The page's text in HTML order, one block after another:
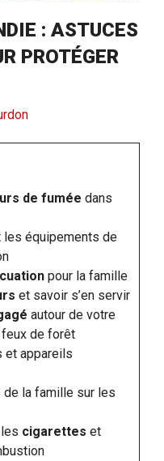
: ASTUCES
PROTÉGER
de fumée dans
les équipements de
pour la famille
et savoir s’en servir
autour de votre
de forêt
et appareils
la famille sur les
cigarettes et